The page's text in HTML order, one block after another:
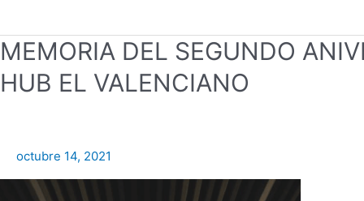
MEMORIA DEL SEGUNDO
HUB EL VALENCIANO
octubre 14, 2021
MEMORIA
DEL
SEGUNDO
INNOVATION
HUB